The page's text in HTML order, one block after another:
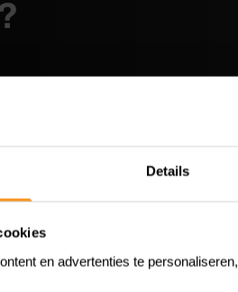
Details
en advertenties te
Deur & Kozijn Transparant
vochtregulering. Met
Deze beits is gemakkelijk